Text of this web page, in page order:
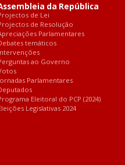
da República
de Lei
de Resolução
Parlamentares
temáticos
ao Governo
Parlamentares
Eleitoral do PCP (2024)
Legislativas 2024